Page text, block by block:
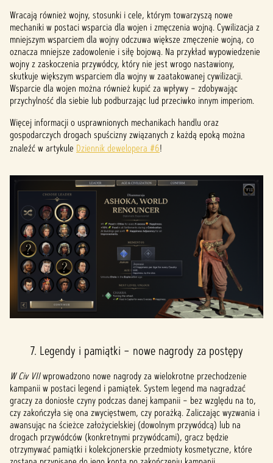
Wracają również wojny, stosunki i cele, którym towarzyszą nowe
mechaniki w postaci wsparcia dla wojen i zmęczenia wojną. Cywilizacja z
mniejszym wsparciem dla wojny odczuwa większe zmęczenie wojną, co
oznacza mniejsze zadowolenie i siłę bojową. Na przykład wypowiedzenie
wojny z zaskoczenia przywódcy, który nie jest wrogo nastawiony,
skutkuje większym wsparciem dla wojny w zaatakowanej cywilizacji.
Wsparcie dla wojen można również kupić za wpływy – zdobywając
przychylność dla siebie lub podburzając lud przeciwko innym imperiom.
Więcej informacji o usprawnionych mechanikach handlu oraz
gospodarczych drogach spuścizny związanych z każdą epoką można
znaleźć w artykule Dziennik dewelopera #6!
7. Legendy i pamiątki – nowe nagrody za postępy
W Civ VIIwprowadzono nowe nagrody za wielokrotne przechodzenie
kampanii w postaci legend i pamiątek. System legend ma nagradzać
graczy za doniosłe czyny podczas danej kampanii – bez względu na to,
czy zakończyła się ona zwycięstwem, czy porażką. Zaliczając wyzwania i
awansując na ścieżce założycielskiej (dowolnym przywódcą) lub na
drogach przywódców (konkretnymi przywódcami), gracz będzie
otrzymywać pamiątki i kolekcjonerskie przedmioty kosmetyczne, które